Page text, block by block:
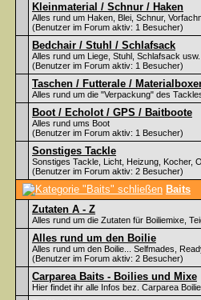
Kleinmaterial / Schnur / Haken
Alles rund um Haken, Blei, Schnur,
(Benutzer im Forum aktiv: 1 Besucher)
Bedchair / Stuhl / Schlafsack
Alles rund um Liege, Stuhl, Schlafsack usw.
(Benutzer im Forum aktiv: 1 Besucher)
Taschen / Futterale /
Alles rund um die "Verpackung" des
Boot / Echolot / GPS / Baitboote
Alles rund ums Boot
(Benutzer im Forum aktiv: 1 Besucher)
Sonstiges Tackle
Sonstiges Tackle, Licht, Heizung, Kocher,
(Benutzer im Forum aktiv: 2 Besucher)
Baits
Zutaten A - Z
Alles rund um die Zutaten für Boiliemixe,
Alles rund um den Boilie
Alles rund um den Boilie... Selfmades,
(Benutzer im Forum aktiv: 2 Besucher)
Carparea Baits - Boilies und Mixe
Hier findet ihr alle Infos bez. Carparea